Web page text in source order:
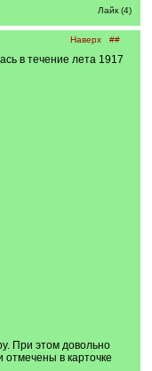
Лайк (4)
Наверх ##
в течение лета 1917
При этом довольно
отмечены в карточке